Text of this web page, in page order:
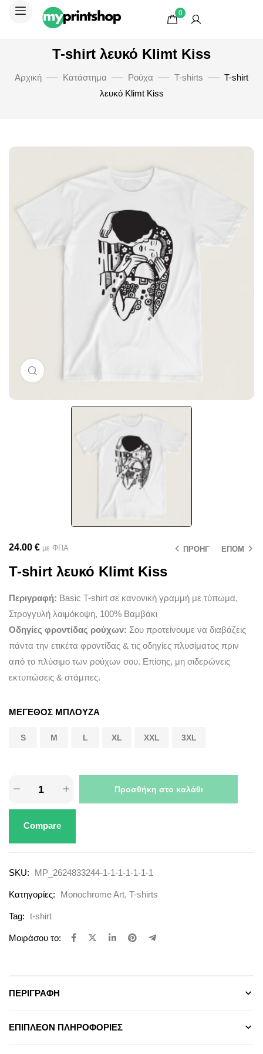
0
T-shirt λευκό Klimt Kiss
Αρχική Κατάστημα Ρούχα T-shirts
T-shirt
λευκό Klimt Kiss
ΠΡΟΗΓ ΕΠΟΜ
24.00 € με ΦΠΑ
T-shirt λευκό Klimt Kiss
Περιγραφή: Basic T-shirt σε κανονική γραμμή με τύπωμα,
Στρογγυλή λαιμόκοψη, 100% Βαμβάκι
Οδηγίες φροντίδας ρούχων: Σου προτείνουμε να διαβάζεις
πάντα την ετικέτα φροντίδας & τις οδηγίες πλυσίματος πριν
από το πλύσιμο των ρούχων σου. Επίσης, μη σιδερώνεις
εκτυπώσεις & στάμπες.
ΜΕΓΕΘΟΣ ΜΠΛΟΥΖΑ
S M L XL XXL 3XL
Προσθήκη στο καλάθι
Compare
SKU: MP_2624833244-1-1-1-1-1-1-1
Κατηγορίες: Monochrome Art, T-shirts
Tag: t-shirt
Μοιράσου το:
ΠΕΡΙΓΡΑΦΉ
ΕΠΙΠΛΈΟΝ ΠΛΗΡΟΦΟΡΊΕΣ